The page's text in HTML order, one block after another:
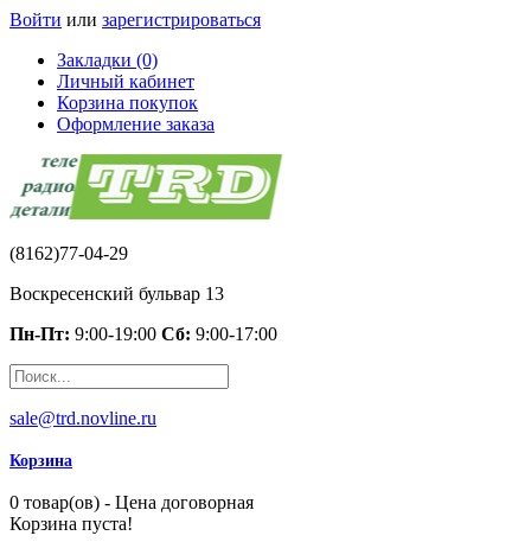
Войти или зарегистрироваться
Закладки (0)
Личный кабинет
Корзина покупок
Оформление заказа
(8162)77-04-29
Воскресенский бульвар 13
Пн-Пт: 9:00-19:00 Сб: 9:00-17:00
sale@trd.novline.ru
Корзина
0 товар(ов) - Цена договорная
Корзина пуста!